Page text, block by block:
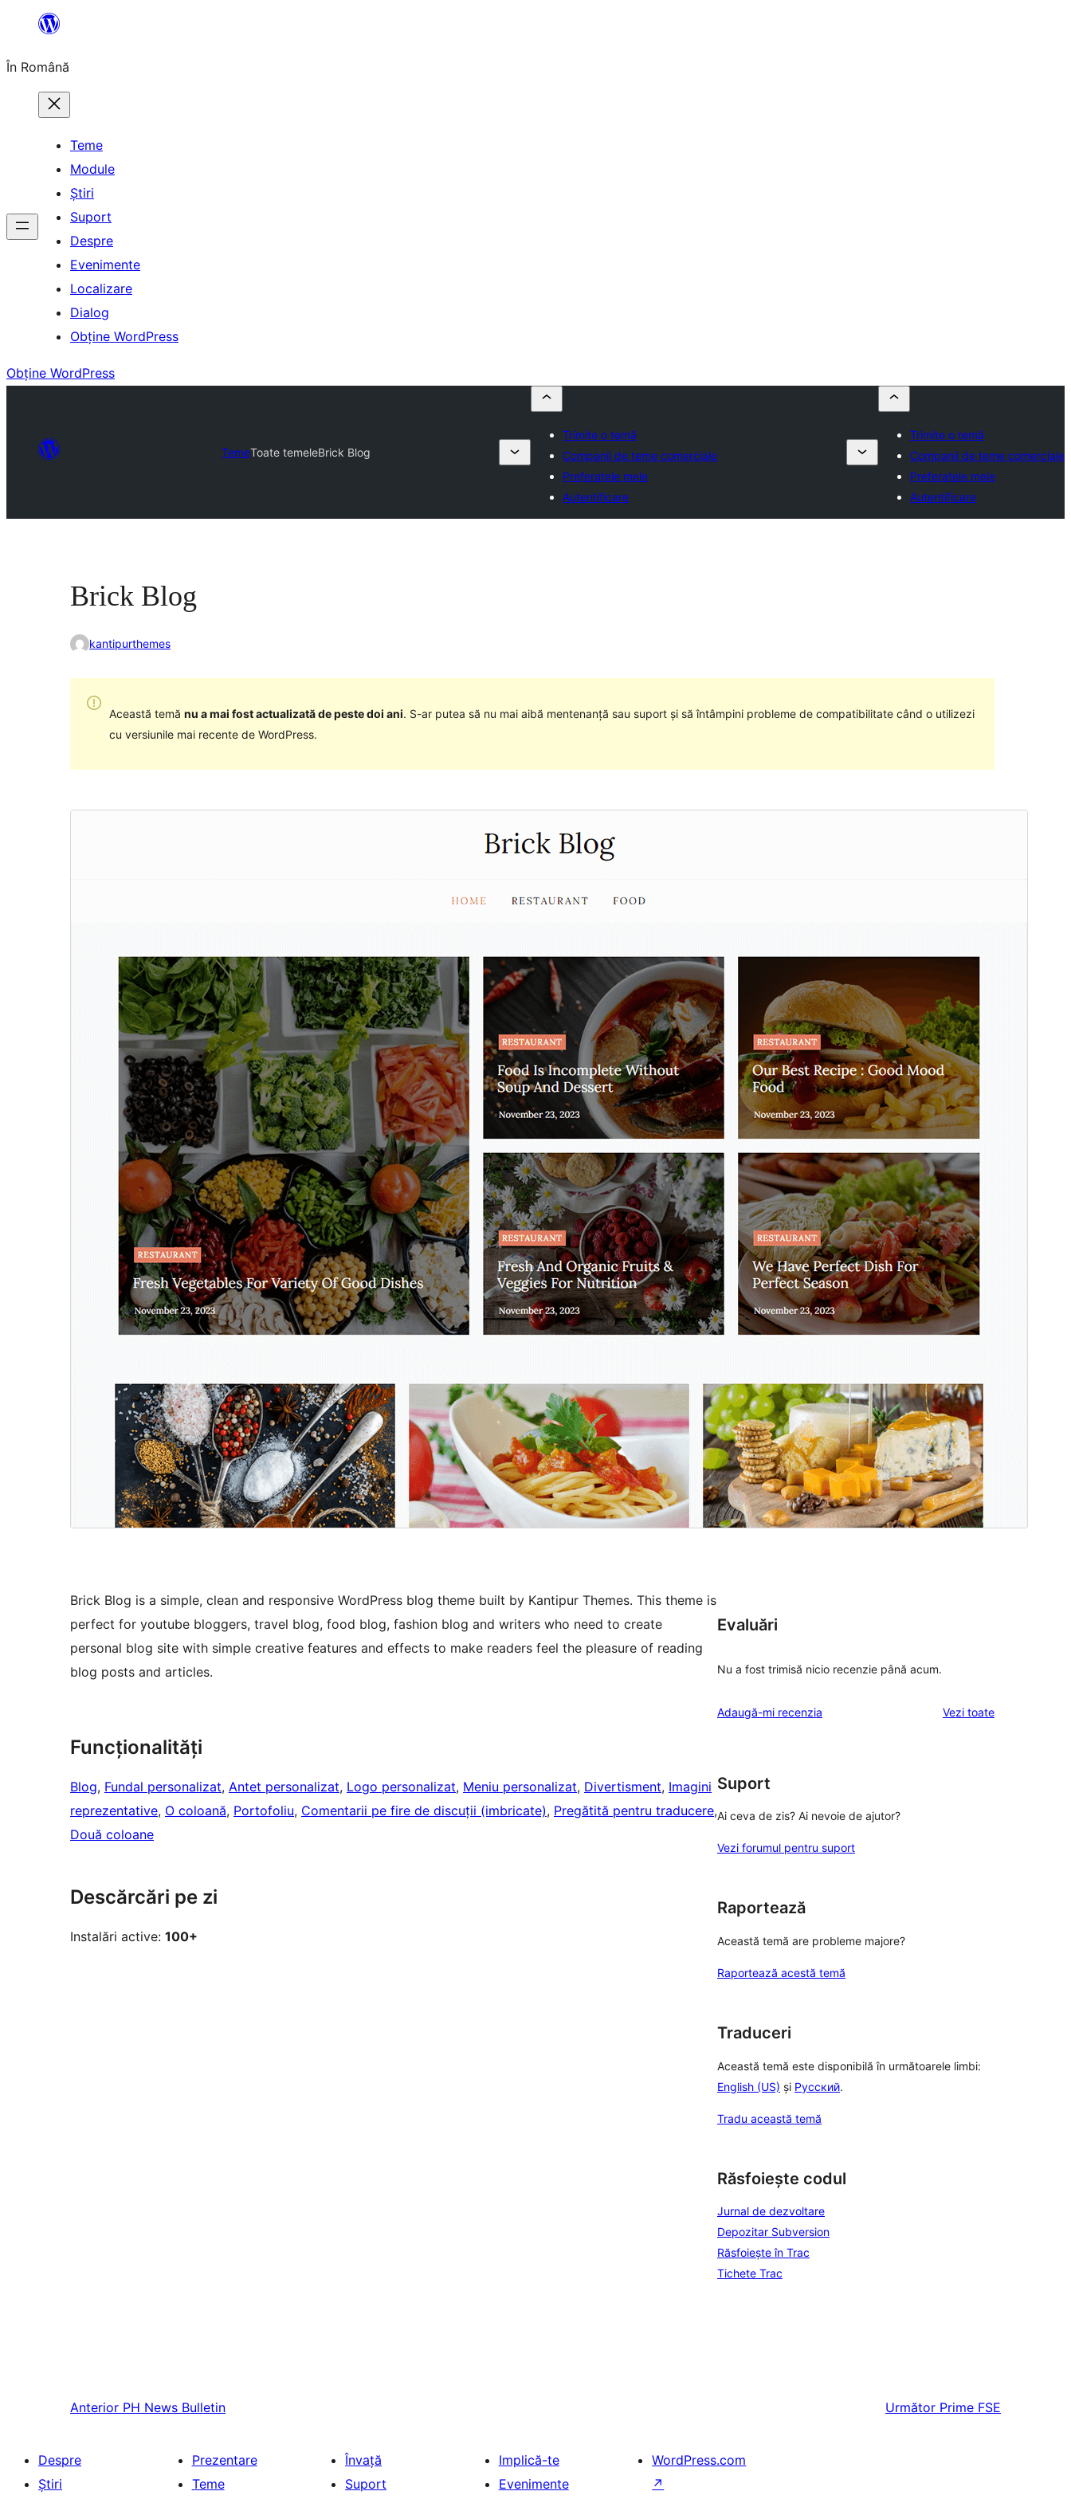
conținut
În Română
Teme
Module
Știri
Suport
Despre
Evenimente
Localizare
Dialog
Obține WordPress
Obține WordPress
TemeToate temeleBrick Blog
Trimite o temă
Companii de teme comerciale
Preferatele mele
Autentificare
Trimite o temă
Companii de teme comerciale
Preferatele mele
Autentificare
Brick Blog
kantipurthemes
Această temă nu a mai fost actualizată de peste doi ani. S-ar putea să nu mai aibă mentenanță sau suport și să întâmpini probleme de compatibilitate când o utilizezi
cu versiunile mai recente de WordPress.
Instalări active
Versiune WordPress
Versiune PHP
Prima pagină a temei
Brick Blog is a simple, clean and responsive WordPress blog theme built by Kantipur Themes. This theme is
perfect for youtube bloggers, travel blog, food blog, fashion blog and writers who need to create
personal blog site with simple creative features and effects to make readers feel the pleasure of reading
blog posts and articles.
Funcționalități
Blog, Fundal personalizat, Antet personalizat, Logo personalizat, Meniu personalizat, Divertisment, Imagini
reprezentative, O coloană, Portofoliu, Comentarii pe fire de discuții (imbricate), Pregătită pentru traducere ,
Două coloane
Descărcări pe zi
Instalări active: 100+
Evaluări
Nu a fost trimisă nicio recenzie până acum.
Adaugă-mi recenzia Vezi toaterecenziile
Suport
Ai ceva de zis? Ai nevoie de ajutor?
Vezi forumul pentru suport
Raportează
Această temă are probleme majore?
Raportează acestă temă
Traduceri
Această temă este disponibilă în următoarele limbi:
English (US) și Русский.
Tradu această temă
Răsfoiește codul
Jurnal de dezvoltare
Depozitar Subversion
Răsfoiește în Trac
Tichete Trac
Anterior PH News Bulletin Următor Prime FSE
Despre
Știri
Prezentare
Teme
Învață
Suport
Implică-te
Evenimente
WordPress.com
↗